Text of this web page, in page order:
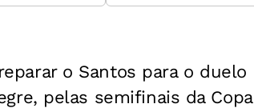
o Santos para o duelo
pelas semifinais da Copa